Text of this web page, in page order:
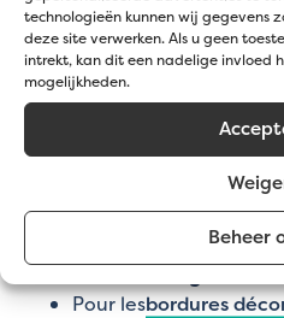
technologieën kunnen wij gegevens
deze site verwerken. Als u geen
intrekt, kan dit een nadelige invloed
mogelijkheden.
Beheer
Pour différentes
d'une quantité spécifique
aidons volontiers à le
calculateur de gravier:
Pour lesallées:
, soit environ
Pour lesterrasseset
Utilisez une couche
environ65 kg/m².
Pour lesbordures